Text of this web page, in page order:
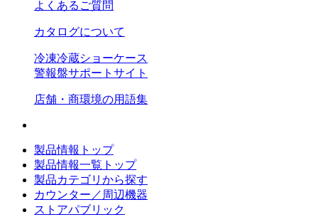
よくあるご質問
カタログについて
冷凍冷蔵ショーケース
警報盤サポートサイト
店舗・商環境の用語集
製品情報トップ
製品情報一覧トップ
製品カテゴリから探す
カウンター／周辺機器
ストアパブリック